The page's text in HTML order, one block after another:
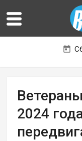
2024